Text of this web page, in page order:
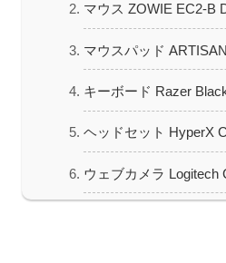
マウス ZOWIE EC2-B
マウスパッド ARTISAN
キーボード Razer
ヘッドセット HyperX
ウェブカメラ Logitech